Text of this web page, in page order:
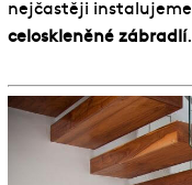
nejčastěji instalujeme
celoskleněné zábradlí.